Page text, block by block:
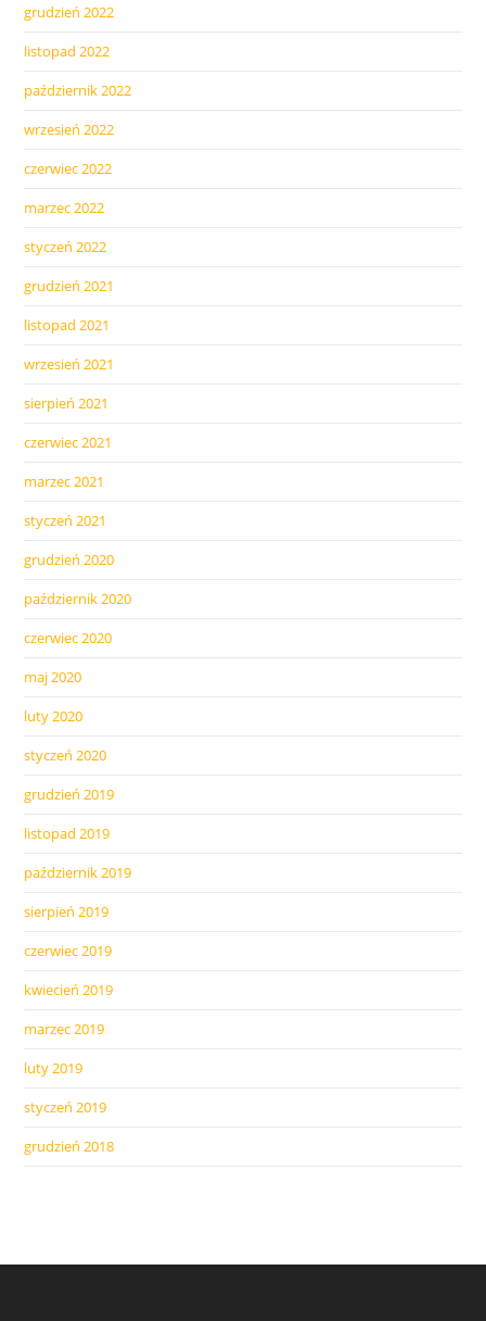
grudzień 2022
listopad 2022
październik 2022
wrzesień 2022
czerwiec 2022
marzec 2022
styczeń 2022
grudzień 2021
listopad 2021
wrzesień 2021
sierpień 2021
czerwiec 2021
marzec 2021
styczeń 2021
grudzień 2020
październik 2020
czerwiec 2020
maj 2020
luty 2020
styczeń 2020
grudzień 2019
listopad 2019
październik 2019
sierpień 2019
czerwiec 2019
kwiecień 2019
marzec 2019
luty 2019
styczeń 2019
grudzień 2018